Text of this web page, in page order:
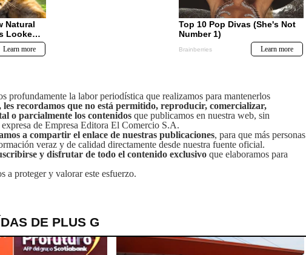
profundamente la labor periodística que realizamos para mantenerlos
les recordamos que no está permitido, reproducir, comercializar,
o parcialmente los contenidos que publicamos en nuestra web, sin
de Empresa Editora El Comercio S.A.
a compartir el enlace de nuestras publicaciones, para que más personas
veraz y de calidad directamente desde nuestra fuente oficial.
y disfrutar de todo el contenido exclusivo que elaboramos para
a proteger y valorar este esfuerzo.
DE PLUS G